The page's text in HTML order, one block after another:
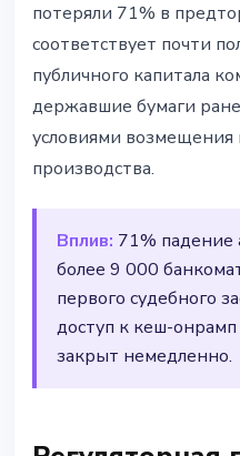
потеряли 71% в
соответствует почти
публичного капитала
державшие бумаги
условиями возмещения
производства.
Вплив: 71% падение
более 9 000
первого судебного
доступ к кеш-
закрыт немедленно.